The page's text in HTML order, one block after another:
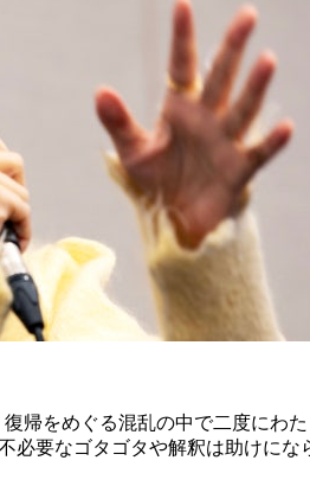
帰をめぐる混乱の中で二度に
必要なゴタゴタや解釈は助けに